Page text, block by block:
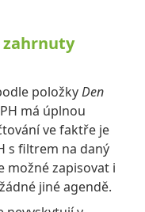
zahrnuty
položkyDen
má úplnou
ve faktře je
s filtrem na daný
možné zapisovat i
jiné agendě.